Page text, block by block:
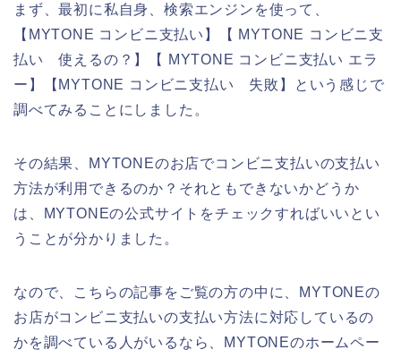
まず、最初に私自身、検索エンジンを使って、
【MYTONE コンビニ支払い】【 MYTONE コンビニ支
払い 使えるの？】【 MYTONE コンビニ支払い エラ
ー】【MYTONE コンビニ支払い 失敗】という感じで
調べてみることにしました。
その結果、MYTONEのお店でコンビニ支払いの支払い
方法が利用できるのか？それともできないかどうか
は、MYTONEの公式サイトをチェックすればいいとい
うことが分かりました。
なので、こちらの記事をご覧の方の中に、MYTONEの
お店がコンビニ支払いの支払い方法に対応しているの
かを調べている人がいるなら、MYTONEのホームペー